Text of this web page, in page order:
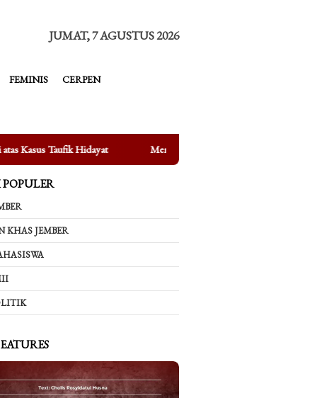
JUMAT, 7 AGUSTUS 2026
FEMINIS CERPEN
Mengungkap Fakta di Balik Bertenggernya UMKM di Depan
KHAS JEMBER